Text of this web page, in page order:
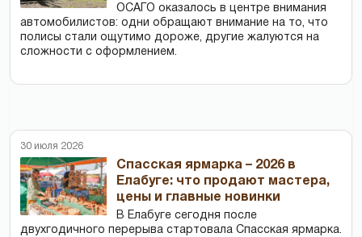
ОСАГО оказалось в центре внимания
автомобилистов: одни обращают внимание на то, что
полисы стали ощутимо дороже, другие жалуются на
сложности с оформлением.
30 июля 2026
Спасская ярмарка – 2026 в
Елабуге: что продают мастера,
цены и главные новинки
В Елабуге сегодня после
двухгодичного перерыва стартовала Спасская ярмарка.